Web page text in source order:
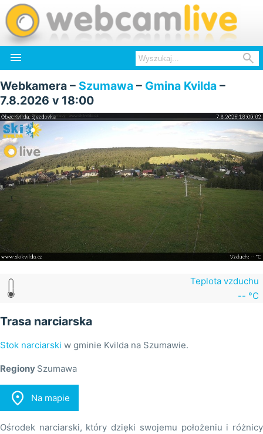
 
Webkamera – Szumawa – Gmina Kvilda –
7.8.2026 v 18:00
Teplota vzduchu
-- °C
Trasa narciarska
Stok narciarski w gminie Kvilda na Szumawie.
Regiony Szumawa
 Na mapie
Ośrodek narciarski, który dzięki swojemu położeniu i różnicy